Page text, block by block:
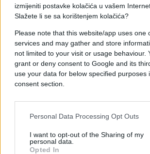
izmijeniti postavke kolačića u vašem
Slažete li se sa korištenjem kolačića?
Please note that this website/app uses one
services and may gather and store
not limited to your visit or usage behaviour.
grant or deny consent to Google and its
use your data for below specified purposes
consent section.
Personal Data Processing Opt Outs
I want to opt-out of the Sharing of my
personal data.
Opted In